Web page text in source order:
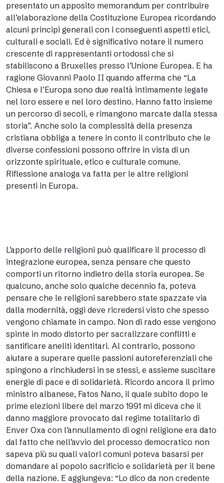
presentato un apposito memorandum per contribuire
all’elaborazione della Costituzione Europea ricordando
alcuni principi generali con i conseguenti aspetti etici,
culturali e sociali. Ed è significativo notare il numero
crescente di rappresentanti ortodossi che si
stabiliscono a Bruxelles presso l’Unione Europea. E ha
ragione Giovanni Paolo II quando afferma che “La
Chiesa e l’Europa sono due realtà intimamente legate
nel loro essere e nel loro destino. Hanno fatto insieme
un percorso di secoli, e rimangono marcate dalla stessa
storia”. Anche solo la complessità della presenza
cristiana obbliga a tenere in conto il contributo che le
diverse confessioni possono offrire in vista di un
orizzonte spirituale, etico e culturale comune.
Riflessione analoga va fatta per le altre religioni
presenti in Europa.
L’apporto delle religioni può qualificare il processo di
integrazione europea, senza pensare che questo
comporti un ritorno indietro della storia europea. Se
qualcuno, anche solo qualche decennio fa, poteva
pensare che le religioni sarebbero state spazzate via
dalla modernità, oggi deve ricredersi visto che spesso
vengono chiamate in campo. Non di rado esse vengono
spinte in modo distorto per sacralizzare conflitti e
santificare aneliti identitari. Al contrario, possono
aiutare a superare quelle passioni autoreferenziali che
spingono a rinchiudersi in se stessi, e assieme suscitare
energie di pace e di solidarietà. Ricordo ancora il primo
ministro albanese, Fatos Nano, il quale subito dopo le
prime elezioni libere del marzo 1991 mi diceva che il
danno maggiore provocato dal regime totalitario di
Enver Oxa con l’annullamento di ogni religione era dato
dal fatto che nell’avvio del processo democratico non
sapeva più su quali valori comuni poteva basarsi per
domandare al popolo sacrificio e solidarietà per il bene
della nazione. E aggiungeva: “Lo dico da non credente